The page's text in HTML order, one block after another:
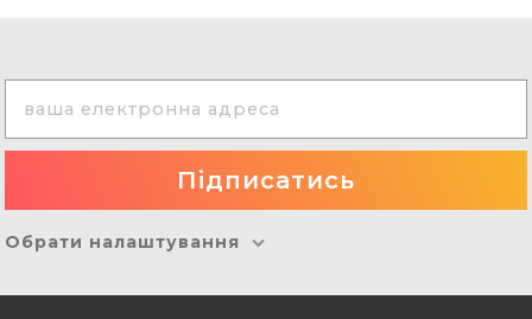
Обрати налаштування